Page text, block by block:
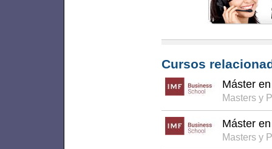
Cursos
Máster
Masters y
Máster
Masters y